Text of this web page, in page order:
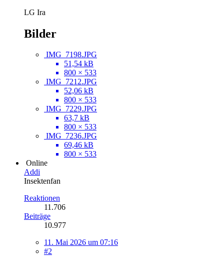
LG Ira
Bilder
IMG_7198.JPG
51,54 kB
800 × 533
IMG_7212.JPG
52,06 kB
800 × 533
IMG_7229.JPG
63,7 kB
800 × 533
IMG_7236.JPG
69,46 kB
800 × 533
Online
Addi
Insektenfan
Reaktionen
11.706
Beiträge
10.977
11. Mai 2026 um 07:16
#2